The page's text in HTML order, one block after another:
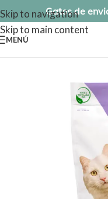
Skip to navigation
Skip to main content
Gatos de
MENÚ